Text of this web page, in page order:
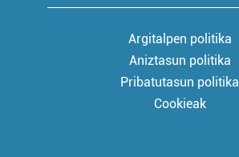
Argitalpen politika
Aniztasun politika
Pribatutasun politika
Cookieak